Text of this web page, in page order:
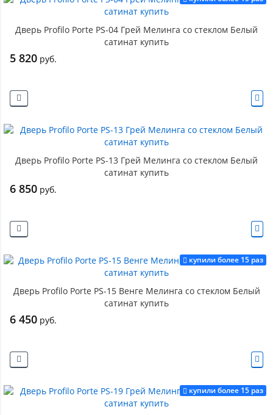
Дверь Profilo Porte PS-04 Грей Мелинга со стеклом Белый
сатинат купить
5 820 руб.
Дверь Profilo Porte PS-13 Грей Мелинга со стеклом Белый
сатинат купить
6 850 руб.
купили более 15 раз
Дверь Profilo Porte PS-15 Венге Мелинга со стеклом Белый
сатинат купить
6 450 руб.
купили более 15 раз